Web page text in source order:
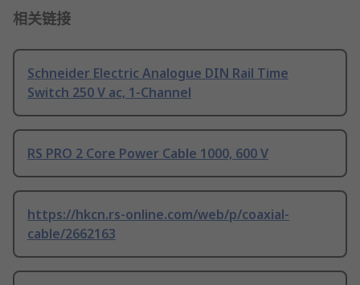
相关链接
Schneider Electric Analogue DIN Rail Time
Switch 250 V ac, 1-Channel
RS PRO 2 Core Power Cable 1000, 600 V
https://hkcn.rs-online.com/web/p/coaxial-
cable/2662163